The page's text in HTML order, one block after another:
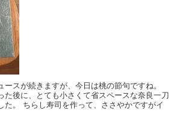
ースが続きますが、今日は桃の節句ですね。
た後に、とても小さくて省スペースな奈良一刀
た。 ちらし寿司を作って、ささやかですがイ